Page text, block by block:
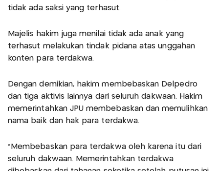
tidak ada saksi yang terhasut.
Majelis hakim juga menilai tidak ada anak yang
terhasut melakukan tindak pidana atas unggahan
konten para terdakwa.
Dengan demikian, hakim membebaskan Delpedro
dan tiga aktivis lainnya dari seluruh dakwaan. Hakim
memerintahkan JPU membebaskan dan memulihkan
nama baik dan hak para terdakwa.
"Membebaskan para terdakwa oleh karena itu dari
seluruh dakwaan. Memerintahkan terdakwa